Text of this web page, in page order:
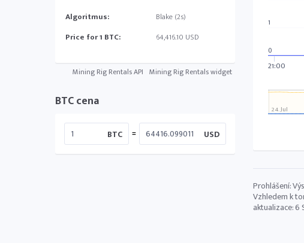
Algoritmus:
Blake (2s)
Price for 1 BTC:
64,416.10 USD
Mining Rig Rentals API Mining Rig Rentals widget
BTC cena
BTC = USD
21:00
24. Jul
0
1
Prohlášení:
Vzhledem k
aktualizace:6